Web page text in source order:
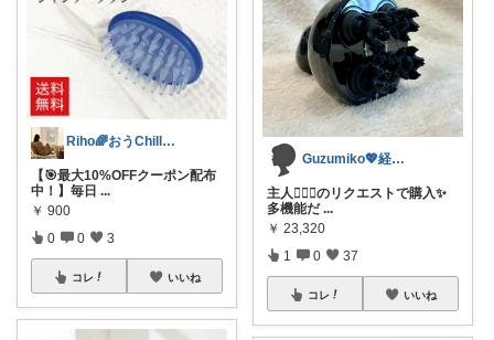
Riho🌈おうChill★グッズ
【🎯最大10%OFFクーポン配布
中！】毎日 ...
￥ 900
0 0 3
コレ いいね
Guzumiko💖経由購入感謝💖
主人💁🏻‍♂️のリクエストで購入✨
多機能だ ...
￥ 23,320
1 0 37
コレ いいね